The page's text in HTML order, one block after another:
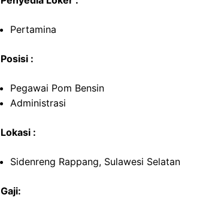
Pertamina
Posisi :
Pegawai Pom Bensin
Administrasi
Lokasi :
Sidenreng Rappang, Sulawesi Selatan
Gaji: